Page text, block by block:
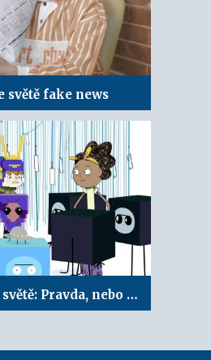
světě fake news
V digitálním světě: Pravda, nebo ne?